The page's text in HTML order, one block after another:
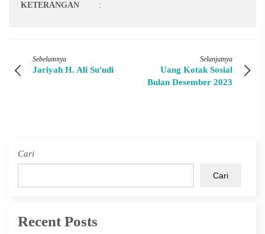
KETERANGAN :
Sebelumnya
Jariyah H. Ali Su'udi
Selanjutnya
Uang Kotak Sosial
Bulan Desember 2023
Cari
Cari
Recent Posts